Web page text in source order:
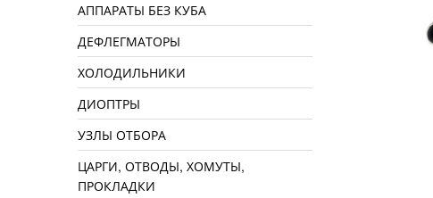
АППАРАТЫ БЕЗ КУБА
ДЕФЛЕГМАТОРЫ
ХОЛОДИЛЬНИКИ
ДИОПТРЫ
УЗЛЫ ОТБОРА
ЦАРГИ, ОТВОДЫ, ХОМУТЫ,
ПРОКЛАДКИ